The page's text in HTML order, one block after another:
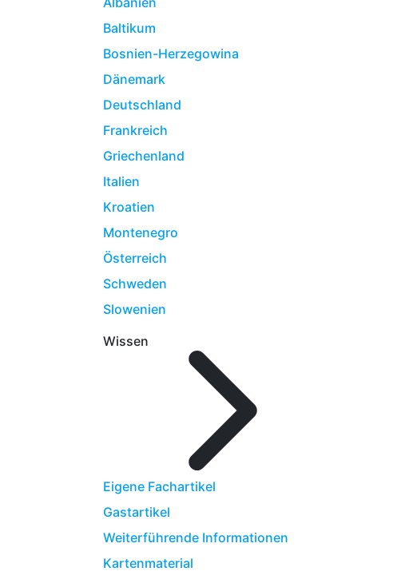
Baltikum
Bosnien-Herzegowina
Dänemark
Deutschland
Frankreich
Griechenland
Italien
Kroatien
Montenegro
Österreich
Schweden
Slowenien
Wissen
Eigene Fachartikel
Gastartikel
Weiterführende Informationen
Kartenmaterial